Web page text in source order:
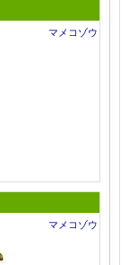
マメコゾウ
マメコゾウ